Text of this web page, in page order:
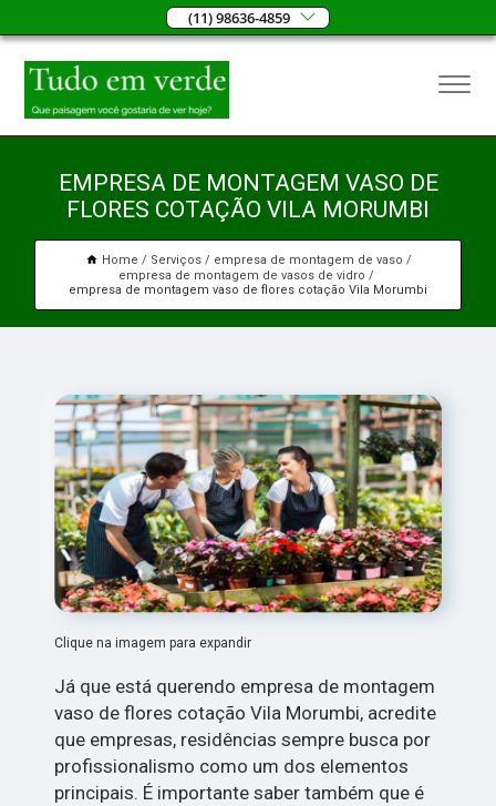
(11) 98636-4859
EMPRESA DE MONTAGEM VASO DE
FLORES COTAÇÃO VILA MORUMBI
Home Serviços
empresa de montagem de vaso
empresa de montagem de vasos de vidro
empresa de montagem vaso de flores cotação Vila Morumbi
Clique na imagem para expandir
Já que está querendo empresa de montagem
vaso de flores cotação Vila Morumbi, acredite
que empresas, residências sempre busca por
profissionalismo como um dos elementos
principais. É importante saber também que é